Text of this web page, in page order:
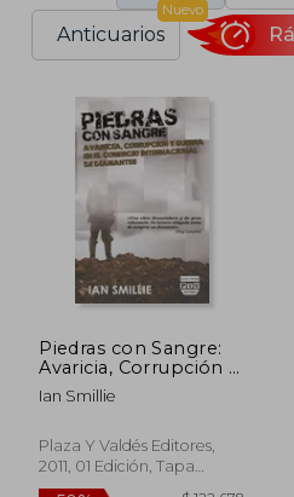
Anticuarios
Nuevo
Piedras con Sangre:
Avaricia, Corrupción y
Guerra en el
Comercio
Diamantes
Ian Smillie
Plaza Y Valdés Editores,
2011, 01 Edición, Tapa
Blanda, Nuevo